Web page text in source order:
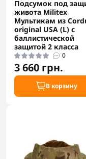
Подсумок под
живота Militex
Мультикам из
original USA (L) с
баллистической
защитой 2 класса
0
3 660 грн.
В корзину